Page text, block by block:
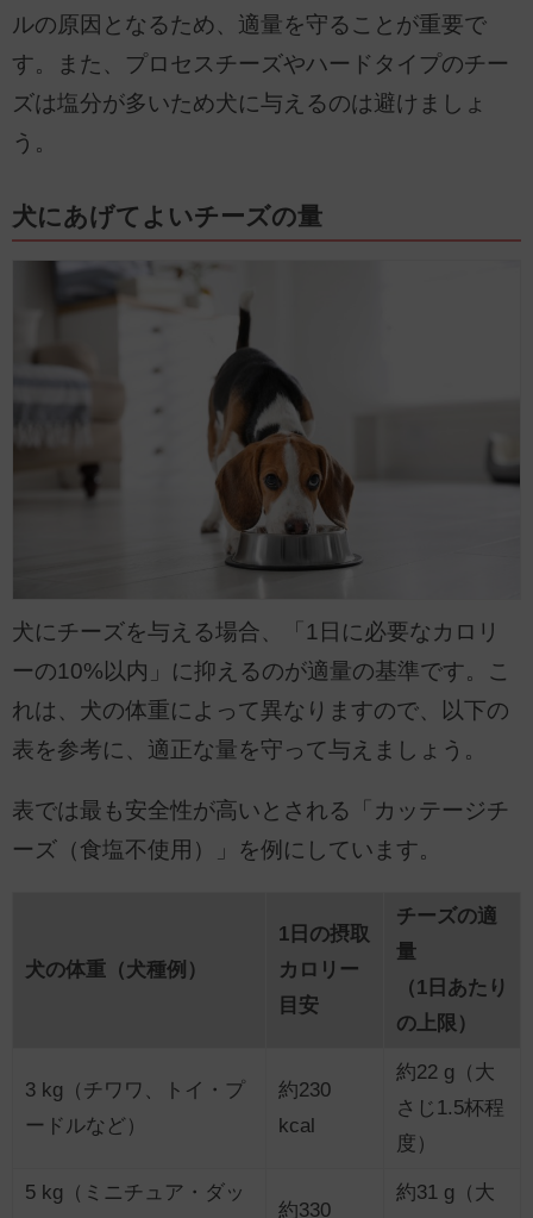
ルの原因となるため、適量を守ることが重要で
す。また、プロセスチーズやハードタイプのチー
ズは塩分が多いため犬に与えるのは避けましょ
う。
犬にあげてよいチーズの量
犬にチーズを与える場合、「1日に必要なカロリ
ーの10%以内」に抑えるのが適量の基準です。こ
れは、犬の体重によって異なりますので、以下の
表を参考に、適正な量を守って与えましょう。
表では最も安全性が高いとされる「カッテージチ
ーズ（食塩不使用）」を例にしています。
犬の体重（犬種例）
1日の摂取
カロリー
目安
チーズの適
量
（1日あたり
の上限）
3 kg（チワワ、トイ・プ
ードルなど）
約230
kcal
約22 g（大
さじ1.5杯程
度）
5 kg（ミニチュア・ダッ
約330
約31 g（大